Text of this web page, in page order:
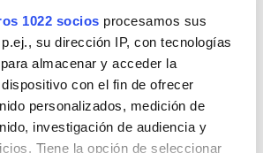
1022 socios procesamos sus
su dirección IP, con tecnologías
almacenar y acceder la
con el fin de ofrecer
personalizados, medición de
investigación de audiencia y
Tiene la opción de seleccionar